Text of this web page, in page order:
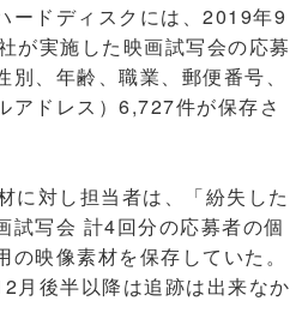
ードディスクには、2019年9
が実施した映画試写会の応募
、年齢、職業、郵便番号、
アドレス）6,727件が保存さ
対し担当者は、「紛失した
試写会 計4回分の応募者の個
映像素材を保存していた。
月後半以降は追跡は出来なか